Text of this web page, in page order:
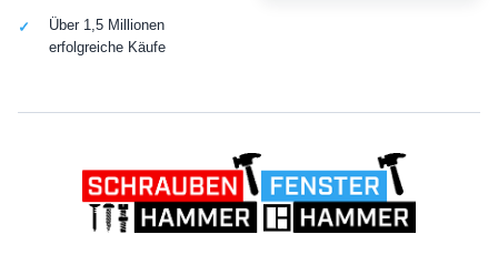
Über 1,5 Millionen
erfolgreiche Käufe